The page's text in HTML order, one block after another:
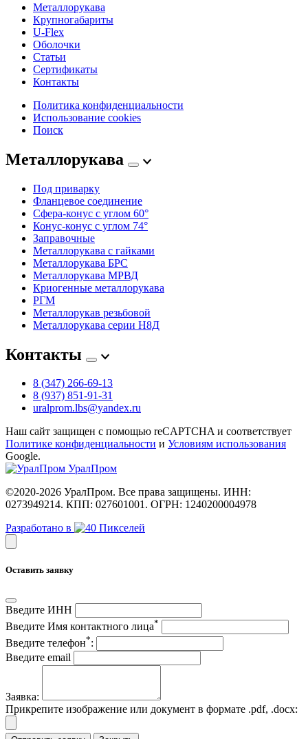
Металлорукава
Крупногабариты
U-Flex
Оболочки
Статьи
Сертификаты
Контакты
Политика конфиденциальности
Использование cookies
Поиск
Металлорукава
Под приварку
Фланцевое соединение
Сфера-конус с углом 60°
Конус-конус с углом 74°
Заправочные
Металлорукава с гайками
Металлорукава БРС
Металлорукава МРВД
Криогенные металлорукава
РГМ
Металлорукав резьбовой
Металлорукава серии Н8Д
Контакты
8 (347) 266‑69‑13
8 (937) 851‑91‑31
uralprom.lbs@yandex.ru
Наш сайт защищен с помощью reCAPTCHA и соответствует
Политике конфиденциальности и Условиям использования
Google.
УралПром
©2020-2026 УралПром. Все права защищены. ИНН:
0273949214. КПП: 027601001. ОГРН: 1240200004978
Разработано в
Оставить заявку
Введите ИНН
Введите Имя контактного лица*
Введите телефон*:
Введите email
Заявка:
Прикрепите изображение или документ в формате .pdf, .docx: